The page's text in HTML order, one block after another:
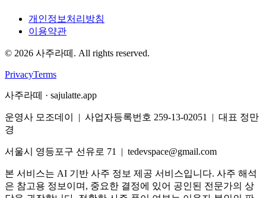
개인정보처리방침
이용약관
© 2026 사주라떼. All rights reserved.
PrivacyTerms
사주라떼 · sajulatte.app
운영사 모조데이 | 사업자등록번호 259-13-02051 | 대표 정만
경
서울시 영등포구 선유로 71 | tedevspace@gmail.com
본 서비스는 AI 기반 사주 정보 제공 서비스입니다. 사주 해석
은 참고용 정보이며, 중요한 결정에 있어 공인된 전문가의 상